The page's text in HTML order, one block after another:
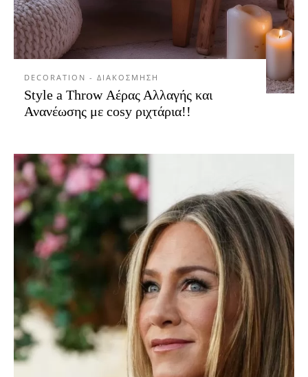
DECORATION - ΔΙΑΚΟΣΜΗΣΗ
Style a Throw Αέρας Αλλαγής και
Ανανέωσης με cosy ριχτάρια!!